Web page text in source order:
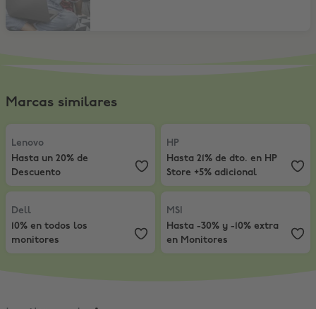
Marcas similares
Lenovo
Hasta un 20% de Descuento
Lenovo
Hasta un 20% de
Descuento
HP
Hasta 21% de dto.​ en HP
HP
Hasta 21% de dto.​ en HP
Store +5% adicional
Dell
10% en todos los monitores
Dell
10% en todos los
monitores
MSI
Hasta -30% y -10% extra en
MSI
Hasta -30% y -10% extra
en Monitores